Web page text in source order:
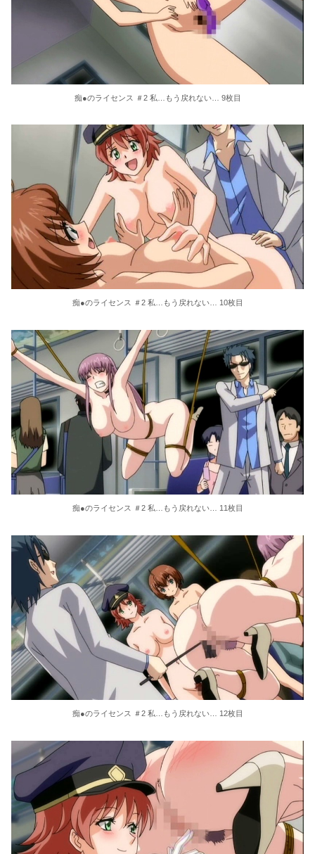
痴●のライセンス ＃2 私…もう戻れない… 9枚目
痴●のライセンス ＃2 私…もう戻れない… 10枚目
痴●のライセンス ＃2 私…もう戻れない… 11枚目
痴●のライセンス ＃2 私…もう戻れない… 12枚目